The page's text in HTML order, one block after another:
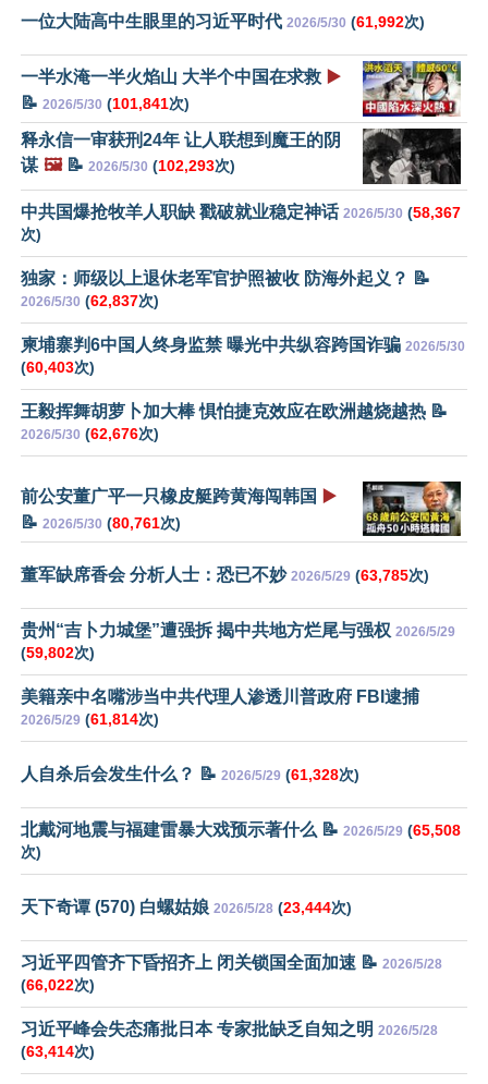
一位大陆高中生眼里的习近平时代 2026/5/30 (61,992次)
一半水淹一半火焰山 大半个中国在求救 ▶️
📝 2026/5/30 (101,841次)
释永信一审获刑24年 让人联想到魔王的阴
谋 🖼️📝 2026/5/30 (102,293次)
中共国爆抢牧羊人职缺 戳破就业稳定神话 2026/5/30 (58,367
次)
独家：师级以上退休老军官护照被收 防海外起义？ 📝
2026/5/30 (62,837次)
柬埔寨判6中国人终身监禁 曝光中共纵容跨国诈骗 2026/5/30
(60,403次)
王毅挥舞胡萝卜加大棒 惧怕捷克效应在欧洲越烧越热 📝
2026/5/30 (62,676次)
前公安董广平一只橡皮艇跨黄海闯韩国 ▶️
📝 2026/5/30 (80,761次)
董军缺席香会 分析人士：恐已不妙 2026/5/29 (63,785次)
贵州“吉卜力城堡”遭强拆 揭中共地方烂尾与强权 2026/5/29
(59,802次)
美籍亲中名嘴涉当中共代理人渗透川普政府 FBI逮捕
2026/5/29 (61,814次)
人自杀后会发生什么？ 📝 2026/5/29 (61,328次)
北戴河地震与福建雷暴大戏预示著什么 📝 2026/5/29 (65,508
次)
天下奇谭 (570) 白螺姑娘 2026/5/28 (23,444次)
习近平四管齐下昏招齐上 闭关锁国全面加速 📝 2026/5/28
(66,022次)
习近平峰会失态痛批日本 专家批缺乏自知之明 2026/5/28
(63,414次)